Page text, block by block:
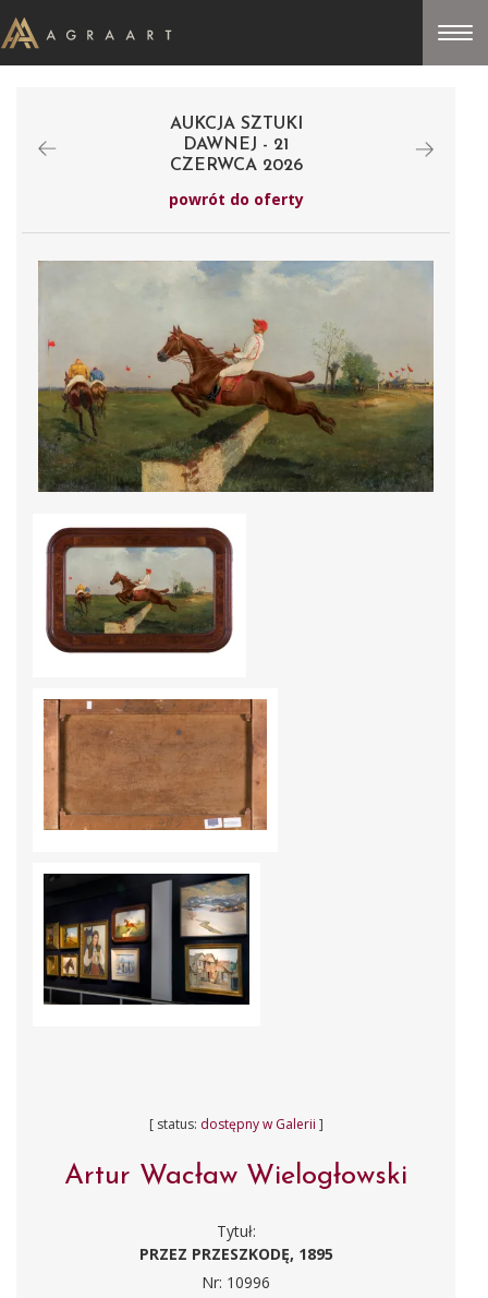
AUKCJA SZTUKI
DAWNEJ - 21
CZERWCA 2026
powrót do oferty
[ status: dostępny w Galerii ]
Artur Wacław Wielogłowski
Tytuł:
PRZEZ PRZESZKODĘ, 1895
Nr: 10996